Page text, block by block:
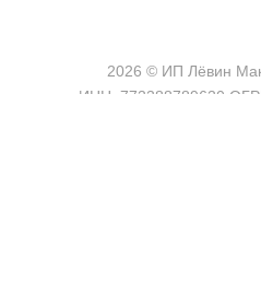
2026 © ИП Лёвин
ИНН: 773388789630